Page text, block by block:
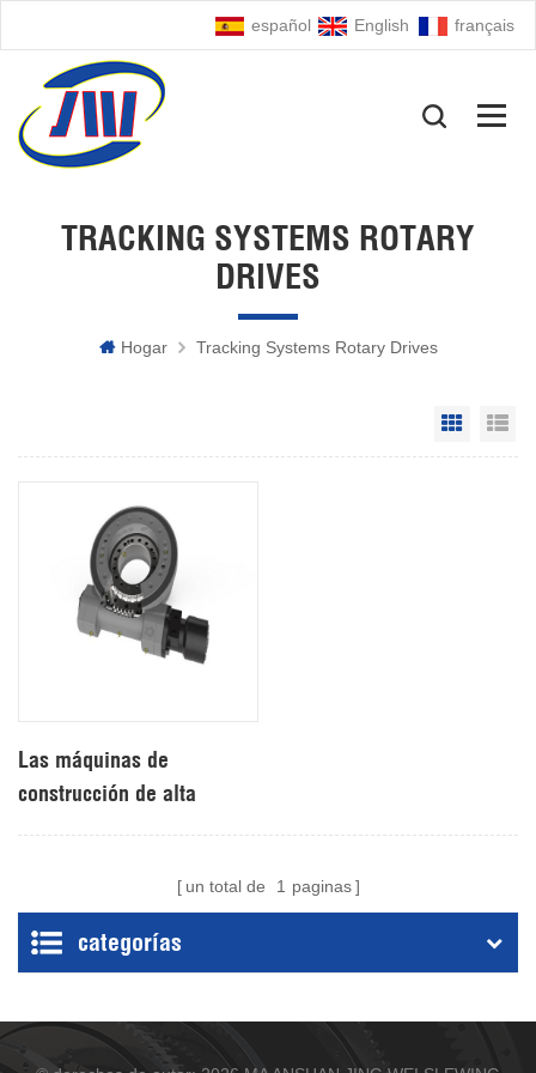
español English français
TRACKING SYSTEMS ROTARY
DRIVES
Hogar Tracking Systems Rotary Drives
Grid
Las máquinas de
construcción de alta
incolora de 14 pulgadas
un total de 1 paginas
categorías